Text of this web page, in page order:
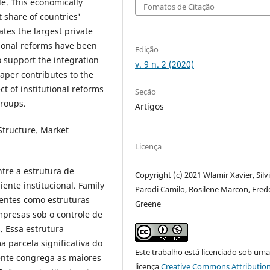
of countries'
the largest private
reforms have been
support the integration
contributes to the
of institutional reforms
Market
a estrutura de
institucional. Family
como estruturas
sob o controle de
Essa estrutura
parcela significativa do
congrega as maiores
Fomatos de Citação
Edição
v. 9 n. 2 (2020)
Seção
Artigos
Licença
Copyright (c) 2021 Wlamir Xavier,
Parodi Camilo, Rosilene Marcon,
Greene
Este trabalho está licenciado sob uma
licençaCreative Commons